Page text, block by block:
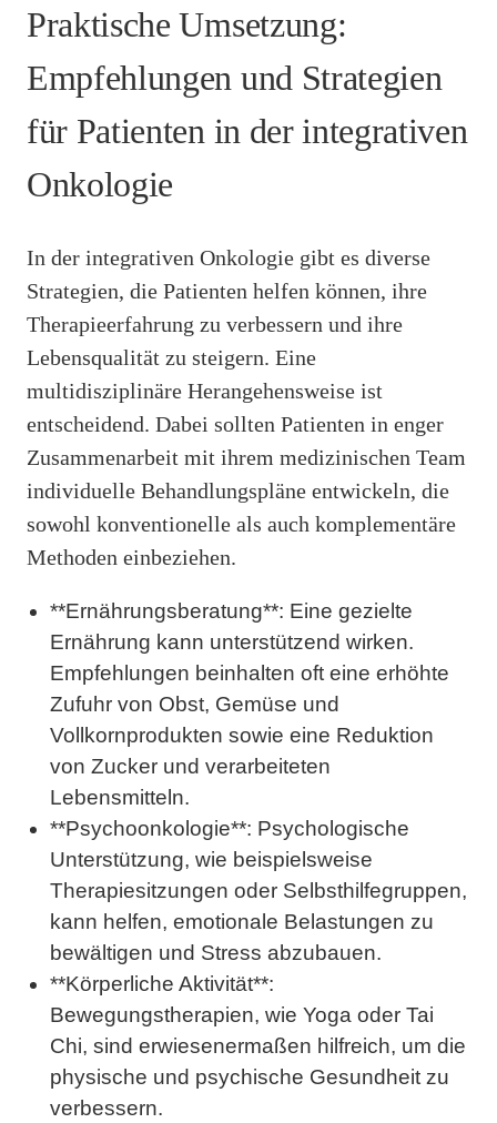
Praktische Umsetzung:
Empfehlungen und Strategien
für Patienten in der integrativen
Onkologie
In der integrativen Onkologie gibt es diverse
Strategien, die Patienten helfen können, ihre
Therapieerfahrung zu verbessern und ihre
Lebensqualität zu steigern. Eine
multidisziplinäre Herangehensweise ist
entscheidend. Dabei sollten Patienten in enger
Zusammenarbeit mit ihrem medizinischen Team
individuelle Behandlungspläne entwickeln, die
sowohl konventionelle als auch komplementäre
Methoden einbeziehen.
**Ernährungsberatung**: Eine gezielte
Ernährung kann unterstützend wirken.
Empfehlungen beinhalten oft eine erhöhte
Zufuhr von Obst, Gemüse und
Vollkornprodukten sowie eine Reduktion
von Zucker und verarbeiteten
Lebensmitteln.
**Psychoonkologie**: Psychologische
Unterstützung, wie beispielsweise
Therapiesitzungen oder Selbsthilfegruppen,
kann helfen, emotionale Belastungen zu
bewältigen und Stress abzubauen.
**Körperliche Aktivität**:
Bewegungstherapien, wie Yoga oder Tai
Chi, sind erwiesenermaßen hilfreich, um die
physische und psychische Gesundheit zu
verbessern.